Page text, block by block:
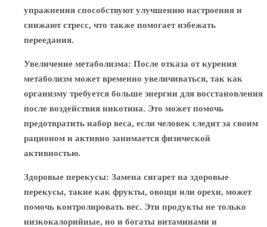
упражнения способствуют улучшению настроения и
снижают стресс, что также помогает избежать
переедания.
Увеличение метаболизма: После отказа от курения
метаболизм может временно увеличиваться, так как
организму требуется больше энергии для восстановления
после воздействия никотина. Это может помочь
предотвратить набор веса, если человек следит за своим
рационом и активно занимается физической
активностью.
Здоровые перекусы: Замена сигарет на здоровые
перекусы, такие как фрукты, овощи или орехи, может
помочь контролировать вес. Эти продукты не только
низкокалорийные, но и богаты витаминами и